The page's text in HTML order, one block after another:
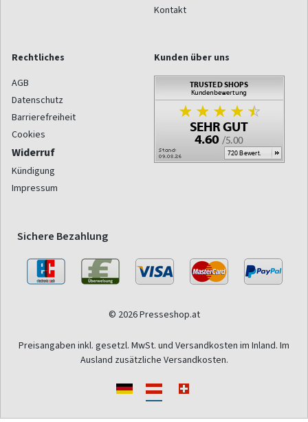
Kontakt
Rechtliches
AGB
Datenschutz
Barrierefreiheit
Cookies
Widerruf
Kündigung
Impressum
Kunden über uns
Sichere Bezahlung
© 2026 Presseshop.at
Preisangaben inkl. gesetzl. MwSt. und Versandkosten im Inland. Im
Ausland zusätzliche Versandkosten.